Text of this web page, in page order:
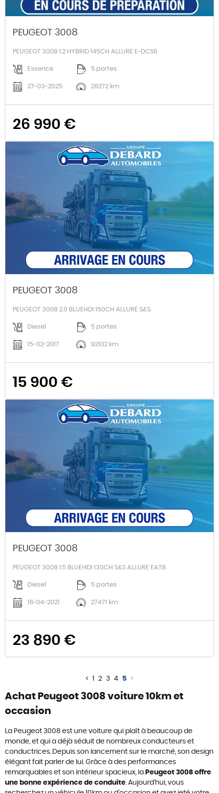
PEUGEOT 3008
PEUGEOT 3008 1.2 HYBRID 145CH ALLURE E-DCS6
Essence 5 portes
27-03-2025 28272 km
26 990 €
PEUGEOT 3008
PEUGEOT 3008 2.0 BLUEHDI 150CH ALLURE S&S
Diesel 5 portes
15-02-2017 92102 km
15 900 €
PEUGEOT 3008
PEUGEOT 3008 1.5 BLUEHDI 130CH S&S ALLURE EAT8
Diesel 5 portes
16-04-2021 27471 km
23 890 €
< 2 3 4 5 >
Achat Peugeot 3008 voiture 10km et
occasion
La Peugeot 3008 est une voiture qui plaît à beaucoup de
monde, et qui a déjà séduit de nombreux conducteurs et
conductrices. Depuis son lancement sur le marché, son design
élégant fait parler de lui. Grâce à des performances
remarquables et son intérieur spacieux, la Peugeot 3008 offre
une bonne expérience de conduite. Aujourd’hui, vous